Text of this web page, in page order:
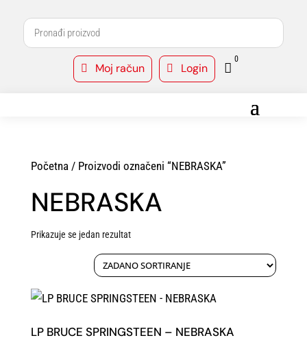
 Moj račun  Login 
0
Početna/ Proizvodi označeni “NEBRASKA”
NEBRASKA
Prikazuje se jedan rezultat
LP BRUCE SPRINGSTEEN – NEBRASKA